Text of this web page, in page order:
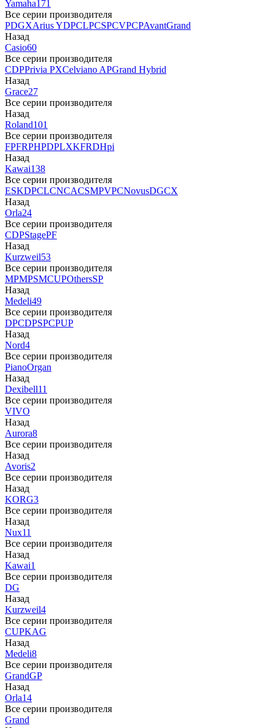
Yamaha171
Все серии производителя
PDGXArius YDPCLPCSPCVPCPAvantGrand
Назад
Casio60
Все серии производителя
CDPPrivia PXCelviano APGrand Hybrid
Назад
Grace27
Все серии производителя
Назад
Roland101
Все серии производителя
FPFRPHPDPLXKFRDHpi
Назад
Kawai138
Все серии производителя
ESKDPCLCNCACSMPVPCNovusDGCX
Назад
Orla24
Все серии производителя
CDPStagePF
Назад
Kurzweil53
Все серии производителя
MPMPSMCUPOthersSP
Назад
Medeli49
Все серии производителя
DPCDPSPCPUP
Назад
Nord4
Все серии производителя
PianoOrgan
Назад
Dexibell11
Все серии производителя
VIVO
Назад
Aurora8
Все серии производителя
Назад
Avoris2
Все серии производителя
Назад
KORG3
Все серии производителя
Назад
Nux11
Все серии производителя
Назад
Kawai1
Все серии производителя
DG
Назад
Kurzweil4
Все серии производителя
CUPKAG
Назад
Medeli8
Все серии производителя
GrandGP
Назад
Orla14
Все серии производителя
Grand